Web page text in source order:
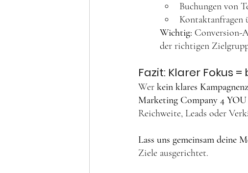
Buchungen von
Kontaktanfragen
Wichtig: Conversion-
der richtigen
Fazit: Klarer Fokus
Wer kein klares
Marketing Company 4 YOU
Reichweite, Leads oder
Lass uns gemeinsam deine
Ziele ausgerichtet.